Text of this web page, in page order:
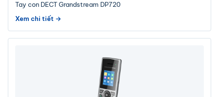
Tay con DECT Grandstream DP720
Xem chi tiết →